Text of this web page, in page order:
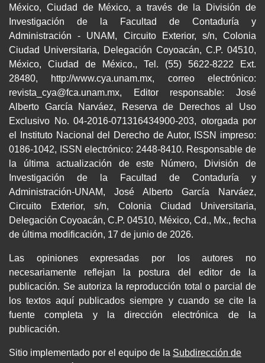
México, Ciudad de México, a través de la División de
Investigación de la Facultad de Contaduría y
Administración - UNAM, Circuito Exterior, s/n, Colonia
Ciudad Universitaria, Delegación Coyoacán, C.P. 04510,
México, Ciudad de México., Tel. (55) 5622-8222 Ext.
28480, http://www.cya.unam.mx, correo electrónico:
revista_cya@fca.unam.mx, Editor responsable: José
Alberto García Narváez, Reserva de Derechos al Uso
Exclusivo No. 04-2016-071316434900-203, otorgada por
el Instituto Nacional del Derecho de Autor, ISSN impreso:
0186-1042, ISSN electrónico: 2448-8410. Responsable de
la última actualización de este Número, División de
Investigación de la Facultad de Contaduría y
Administración-UNAM, José Alberto García Narváez,
Circuito Exterior, s/n, Colonia Ciudad Universitaria,
Delegación Coyoacán, C.P. 04510, México, Cd., Mx., fecha
de última modificación, 17 de junio de 2026.
Las opiniones expresadas por los autores no
necesariamente reflejan la postura del editor de la
publicación. Se autoriza la reproducción total o parcial de
los textos aquí publicados siempre y cuando se cite la
fuente completa y la dirección electrónica de la
publicación.
Sitio implementado por el equipo de la Subdirección de